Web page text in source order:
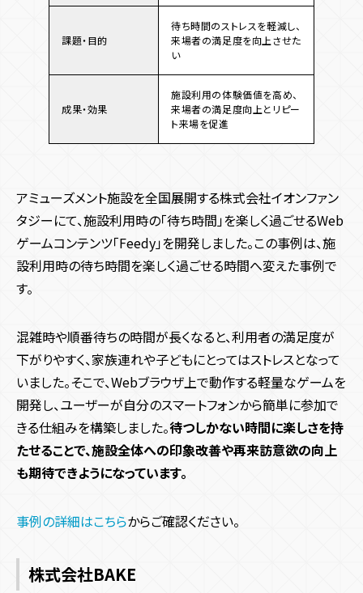
課題・目的
待ち時間のストレスを軽減し、
来場者の満足度を向上させた
い
成果・効果
施設利用の体験価値を高め、
来場者の満足度向上とリピー
ト来場を促進
アミューズメント施設を全国展開する株式会社イオンファン
タジーにて、施設利用時の「待ち時間」を楽しく過ごせるWeb
ゲームコンテンツ「Feedy」を開発しました。この事例は、施
設利用時の待ち時間を楽しく過ごせる時間へ変えた事例で
す。
混雑時や順番待ちの時間が長くなると、利用者の満足度が
下がりやすく、家族連れや子どもにとってはストレスとなって
いました。そこで、Webブラウザ上で動作する軽量なゲームを
開発し、ユーザーが自分のスマートフォンから簡単に参加で
きる仕組みを構築しました。待つしかない時間に楽しさを持
たせることで、施設全体への印象改善や再来訪意欲の向上
も期待できようになっています。
事例の詳細はこちらからご確認ください。
株式会社BAKE